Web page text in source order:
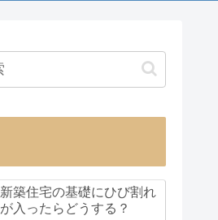
新築住宅の基礎にひび割れ
が入ったらどうする？